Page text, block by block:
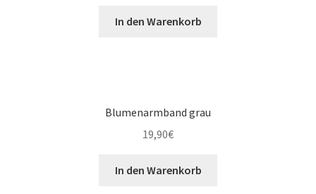
In den Warenkorb
Blumenarmband grau
19,90€
In den Warenkorb